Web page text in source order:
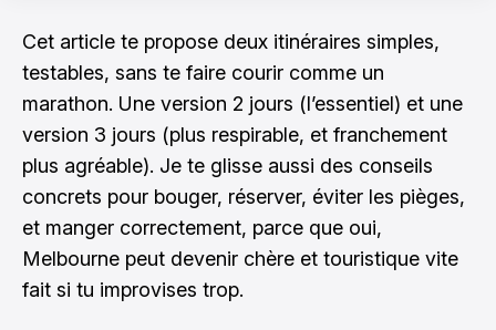
Cet article te propose deux itinéraires simples,
testables, sans te faire courir comme un
marathon. Une version 2 jours (l’essentiel) et une
version 3 jours (plus respirable, et franchement
plus agréable). Je te glisse aussi des conseils
concrets pour bouger, réserver, éviter les pièges,
et manger correctement, parce que oui,
Melbourne peut devenir chère et touristique vite
fait si tu improvises trop.